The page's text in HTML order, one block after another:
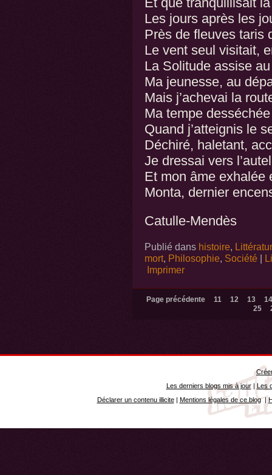
Les jours après les
Près de fleuves taris
Le vent seul visitait,
La Solitude assise
Ma jeunesse, au
Mais j’achevai la
Ma tempe
Quand j’atteignis le
Déchiré, haletant,
Je dressai vers
Et mon âme exhalée
Monta, dernier
Catulle-Mendès
Publié dans histoire,
mort, Philosophie, Société|
Imprimer
Page précédente 11 12 13
14
25
Les derniers blogs mis à jour| Les
Déclarer un contenu illicite| Mentions légales de ce blog|